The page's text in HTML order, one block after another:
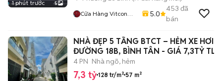
1 phút trước 5
Cửa Hàng Vitcon
5.0
453 đã
bán
NHÀ ĐẸP 5 TẦNG BTCT – HẺM XE HƠI –
ĐƯỜNG 18B, BÌNH TÂN - GIÁ 7,3TỶ TL
4 PN Nhà ngõ, hẻm
7,3 tỷ 128 tr/m² 57 m²